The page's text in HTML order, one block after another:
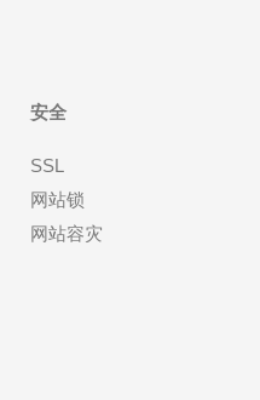
安全
SSL
网站锁
网站容灾